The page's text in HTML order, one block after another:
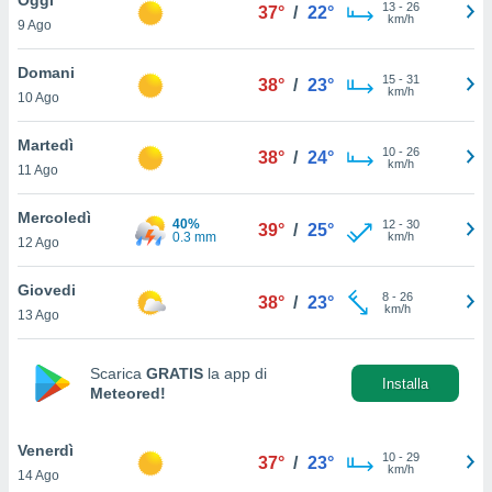
è
al sito
di
ci
di
il
un
la
nella
9 Ago
37° / 22° 13- 26
km/h
Domani
10 Ago
38° / 23° 15- 31
km/h
Martedì
11 Ago
38° / 24° 10- 26
km/h
Mercoledì
12 Ago
40%
0.3 mm
39° / 25° 12- 30
km/h
Giovedi
13 Ago
38° / 23° 8- 26
km/h
Scarica GRATIS la app di
Meteored!
Installa
Venerdì
14 Ago
37° / 23° 10- 29
km/h